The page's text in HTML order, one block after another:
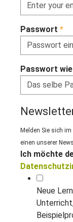
Passwort *
Passwort
Melden Sie sich
einen unserer
Ich möchte
Neue